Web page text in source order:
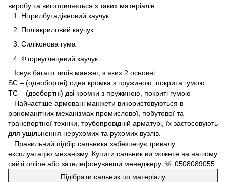
виробу та виготовляється з таких матеріалів:
Нітрилбутадієновий каучук
Поліакриловий каучук
Силіконова гума
Фторвуглецевий каучук
Існує багато типів манжет, з яких 2 основні:
SC – (однобортні) одна кромка з пружиною, покрита гумою
TC – (двобортні) дві кромки з пружиною, покриті гумою
Найчастіше армовані манжети використовуються в
різноманітних механізмах промислової, побутової та
транспортної техніки, трубопровідній арматурі, їх застосовують
для ущільнення нерухомих та рухомих вузлів.
Правильний підбір сальника забезпечує тривалу
експлуатацію механізму. Купити сальник ви можете на нашому
сайті online або зателефонувавши менеджеру ☏ 0508089055
Підібрати сальник по матеріалу